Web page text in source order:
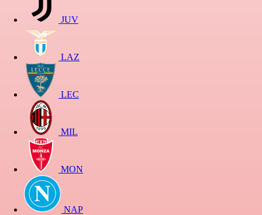
JUV
LAZ
LEC
MIL
MON
NAP